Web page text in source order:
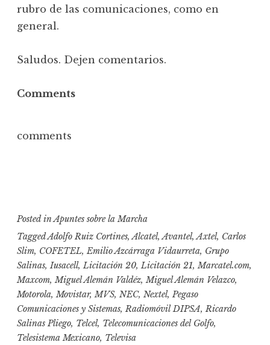
rubro de las comunicaciones, como en
general.
Saludos. Dejen comentarios.
Comments
comments
Posted inApuntes sobre la Marcha
TaggedAdolfo Ruiz Cortines,Alcatel,Avantel,Axtel, Carlos
Slim, COFETEL,Emilio Azcárraga Vidaurreta, Grupo
Salinas,Iusacell,Licitación 20,Licitación 21,Marcatel.com,
Maxcom,Miguel Alemán Valdéz,Miguel Alemán Velazco,
Motorola,Movistar,MVS, NEC, Nextel, Pegaso
Comunicaciones y Sistemas, Radiomóvil DIPSA, Ricardo
Salinas Pliego, Telcel, Telecomunicaciones del Golfo,
Telesistema Mexicano, Televisa